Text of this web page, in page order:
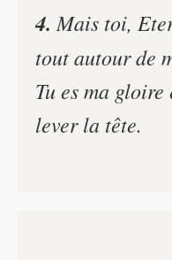
4. Mais toi,
tout autour de
Tu es ma
lever la tête.